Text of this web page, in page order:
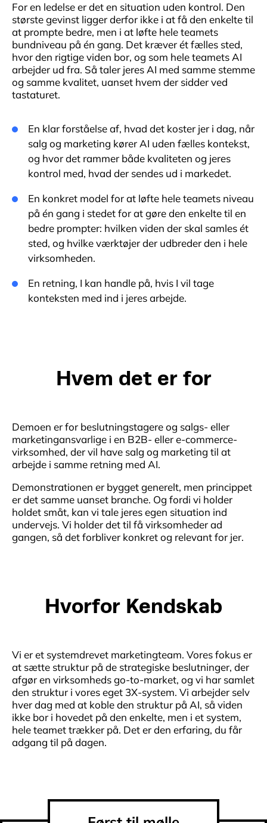
For en ledelse er det en situation uden kontrol. Den
største gevinst ligger derfor ikke i at få den enkelte til
at prompte bedre, men i at løfte hele teamets
bundniveau på én gang. Det kræver ét fælles sted,
hvor den rigtige viden bor, og som hele teamets AI
arbejder ud fra. Så taler jeres AI med samme stemme
og samme kvalitet, uanset hvem der sidder ved
tastaturet.
En klar forståelse af, hvad det koster jer i dag, når
salg og marketing kører AI uden fælles kontekst,
og hvor det rammer både kvaliteten og jeres
kontrol med, hvad der sendes ud i markedet.
En konkret model for at løfte hele teamets niveau
på én gang i stedet for at gøre den enkelte til en
bedre prompter: hvilken viden der skal samles ét
sted, og hvilke værktøjer der udbreder den i hele
virksomheden.
En retning, I kan handle på, hvis I vil tage
konteksten med ind i jeres arbejde.
Hvem det er for
Demoen er for beslutningstagere og salgs- eller
marketingansvarlige i en B2B- eller e-commerce-
virksomhed, der vil have salg og marketing til at
arbejde i samme retning med AI.
Demonstrationen er bygget generelt, men princippet
er det samme uanset branche. Og fordi vi holder
holdet småt, kan vi tale jeres egen situation ind
undervejs. Vi holder det til få virksomheder ad
gangen, så det forbliver konkret og relevant for jer.
Hvorfor Kendskab
Vi er et systemdrevet marketingteam. Vores fokus er
at sætte struktur på de strategiske beslutninger, der
afgør en virksomheds go-to-market, og vi har samlet
den struktur i vores eget 3X-system. Vi arbejder selv
hver dag med at koble den struktur på AI, så viden
ikke bor i hovedet på den enkelte, men i et system,
hele teamet trækker på. Det er den erfaring, du får
adgang til på dagen.